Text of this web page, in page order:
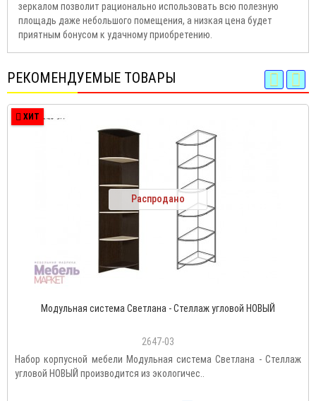
зеркалом позволит рационально использовать всю полезную
площадь даже небольшого помещения, а низкая цена будет
приятным бонусом к удачному приобретению.
РЕКОМЕНДУЕМЫЕ ТОВАРЫ
ХИТ
Распродано
Модульная система Светлана - Стеллаж угловой НОВЫЙ
2647-03
Набор корпусной мебели Модульная система Светлана - Стеллаж
угловой НОВЫЙ производится из экологичес..